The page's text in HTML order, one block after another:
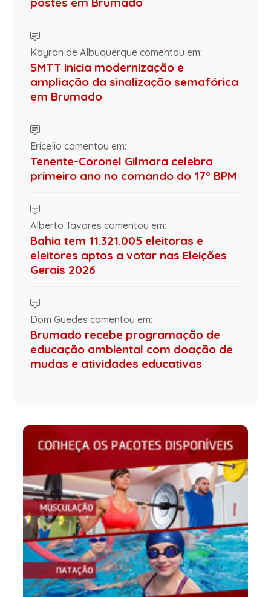
Kayran de Albuquerque comentou em:
SMTT inicia modernização e
ampliação da sinalização semafórica
em Brumado
Ericelio comentou em:
Tenente-Coronel Gilmara celebra
primeiro ano no comando do 17º BPM
Alberto Tavares comentou em:
Bahia tem 11.321.005 eleitoras e
eleitores aptos a votar nas Eleições
Gerais 2026
Dom Guedes comentou em:
Brumado recebe programação de
educação ambiental com doação de
mudas e atividades educativas